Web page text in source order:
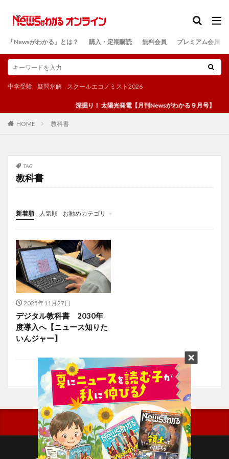
「Newsがわかる」とは？ 購入・定期購読 無料会員 プレミアム会員
中学受験 疑問氷解 スクールエコノミスト2026
深掘り！ 太陽光発電【月刊Newsがわかる９月号】
HOME 教科書
TAG
教科書
新着順 人気順
お勧めカテゴリ
投稿
学び
マンガ
電子書籍
2025年11月27日
デジタル教科書 2030年
度導入へ【ニュース知りた
いんジャー】
検索